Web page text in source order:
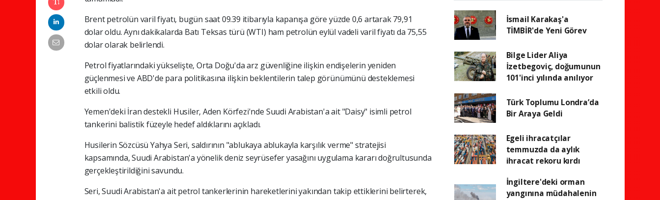
Brent petrolün varil fiyatı, bugün saat 09.39 itibarıyla kapanışa göre yüzde 0,6 artarak 79,91
dolar oldu. Aynı dakikalarda Batı Teksas türü (WTI) ham petrolün eylül vadeli varil fiyatı da 75,55
dolar olarak belirlendi.
Petrol fiyatlarındaki yükselişte, Orta Doğu'da arz güvenliğine ilişkin endişelerin yeniden
güçlenmesi ve ABD'de para politikasına ilişkin beklentilerin talep görünümünü desteklemesi
etkili oldu.
Yemen'deki İran destekli Husiler, Aden Körfezi'nde Suudi Arabistan'a ait "Daisy" isimli petrol
tankerini balistik füzeyle hedef aldıklarını açıkladı.
Husilerin Sözcüsü Yahya Seri, saldırının "ablukaya ablukayla karşılık verme" stratejisi
kapsamında, Suudi Arabistan'a yönelik deniz seyrüsefer yasağını uygulama kararı doğrultusunda
gerçekleştirildiğini savundu.
Seri, Suudi Arabistan'a ait petrol tankerlerinin hareketlerini yakından takip ettiklerini belirterek,
İsmail Karakaş'a
TİMBİR'de Yeni Görev
Bilge Lider Aliya
İzetbegoviç, doğumunun
101'inci yılında anılıyor
Türk Toplumu Londra’da
Bir Araya Geldi
Egeli ihracatçılar
temmuzda da aylık
ihracat rekoru kırdı
İngiltere'deki orman
yangınına müdahalenin